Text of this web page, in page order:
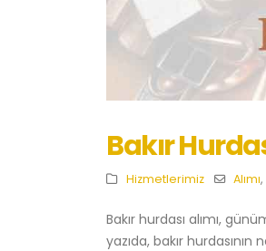
Bakır
Hizmetlerimiz Alımı,
Bakır hurdası alımı,
yazıda, bakır hurdasının